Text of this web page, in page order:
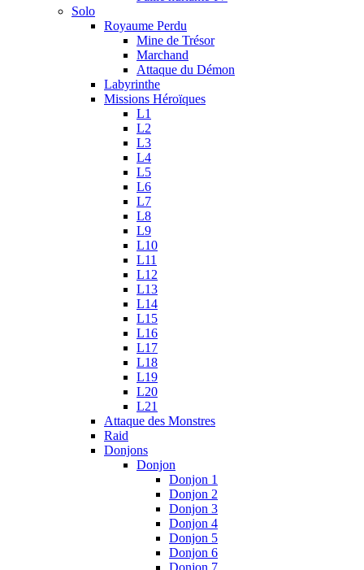
Solo
Royaume Perdu
Mine de Trésor
Marchand
Attaque du Démon
Labyrinthe
Missions Héroïques
L1
L2
L3
L4
L5
L6
L7
L8
L9
L10
L11
L12
L13
L14
L15
L16
L17
L18
L19
L20
L21
Attaque des Monstres
Raid
Donjons
Donjon
Donjon 1
Donjon 2
Donjon 3
Donjon 4
Donjon 5
Donjon 6